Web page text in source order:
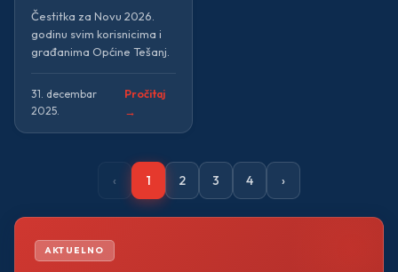
Čestitka za Novu 2026.
godinu svim korisnicima i
građanima Općine Tešanj.
31. decembar
2025.
Pročitaj
→
‹ 1 2 3 4 ›
AKTUELNO